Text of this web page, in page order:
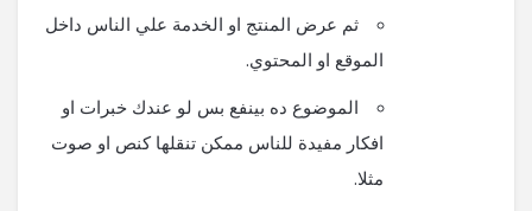
ثم عرض المنتج او الخدمة علي الناس داخل
الموقع او المحتوي.
الموضوع ده بينفع بس لو عندك خبرات او
افكار مفيدة للناس ممكن تنقلها كنص او صوت
مثلا.